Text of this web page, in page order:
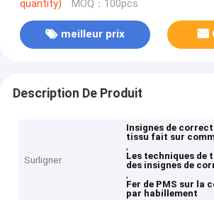
quantity) MOQ：100pcs
meilleur prix
Description De Produit
Surligner
Insignes de
tissu fait sur
,
Les techniques de
des insignes de
,
Fer de PMS sur la
par habillement